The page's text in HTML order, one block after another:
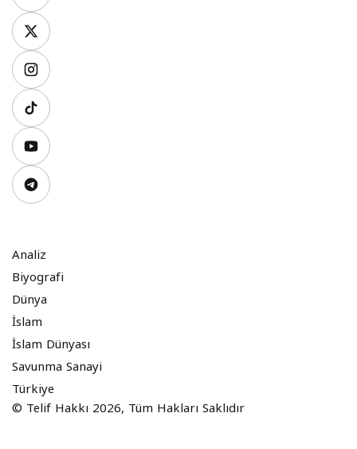
Analiz
Biyografi
Dünya
İslam
İslam Dünyası
Savunma Sanayi
Türkiye
© Telif Hakkı 2026, Tüm Hakları Saklıdır